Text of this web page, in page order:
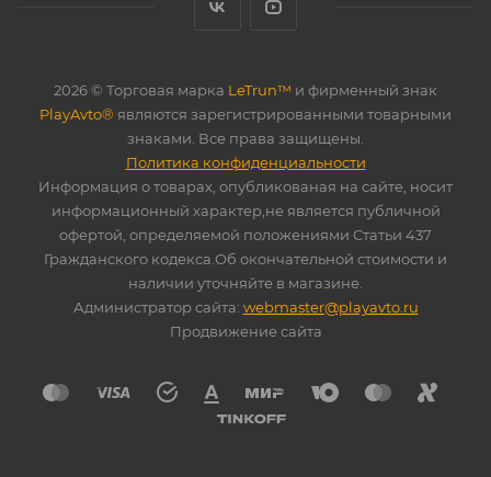
2026 © Торговая марка LeTrun™ и фирменный знак
PlayAvto® являются зарегистрированными товарными
знаками. Все права защищены.
Политика конфиденциальности
Информация о товарах, опубликованая на сайте, носит
информационный характер,не является публичной
офертой, определяемой положениями Статьи 437
Гражданского кодекса.Об окончательной стоимости и
наличии уточняйте в магазине.
Администратор сайта: webmaster@playavto.ru
Продвижение сайта